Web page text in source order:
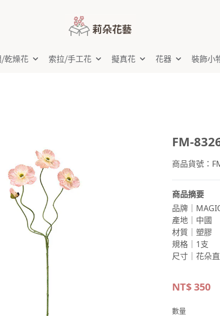
乾燥花 索拉⧸手工花 擬真花 花器 裝飾小
FM-
商品貨號：
商品摘要
品牌｜
產地｜中國
材質｜塑膠
規格｜1支
尺寸｜花朵
NT$350
數量